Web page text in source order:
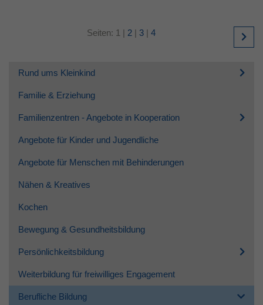
Seiten: 1 | 2 | 3 | 4
Rund ums Kleinkind
Familie & Erziehung
Familienzentren - Angebote in Kooperation
Angebote für Kinder und Jugendliche
Angebote für Menschen mit Behinderungen
Nähen & Kreatives
Kochen
Bewegung & Gesundheitsbildung
Persönlichkeitsbildung
Weiterbildung für freiwilliges Engagement
Berufliche Bildung